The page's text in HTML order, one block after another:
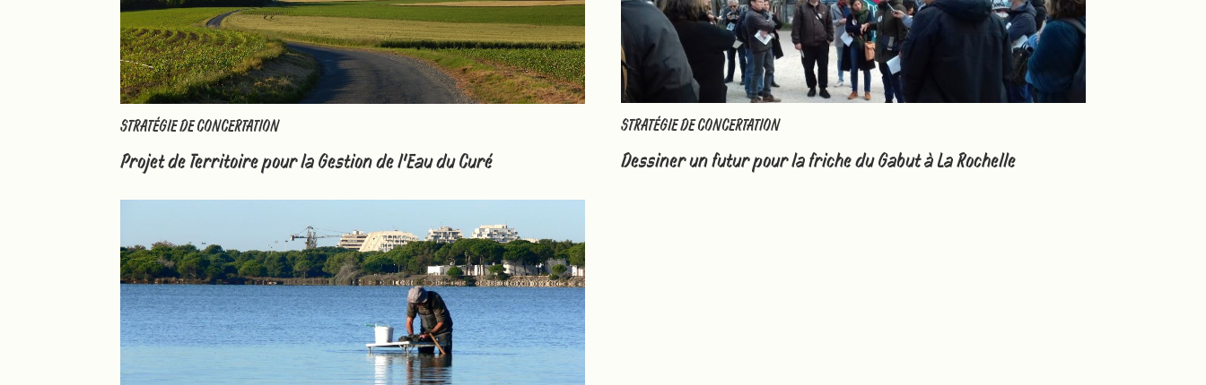
STRATÉGIE DE CONCERTATION
Projet de Territoire pour la Gestion de l’Eau du Curé
STRATÉGIE DE CONCERTATION
Dessiner un futur pour la friche du Gabut à La Rochelle